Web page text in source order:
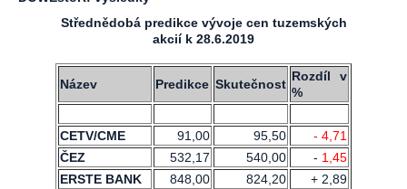
Střednědobá predikce vývoje cen tuzemských
akcií k 28.6.2019
Název Predikce Skutečnost
Rozdíl v
%
CETV/CME 91,00 95,50
- 4,71
ČEZ
532,17 540,00 - 1,45
ERSTE BANK
848,00 824,20
+ 2,89